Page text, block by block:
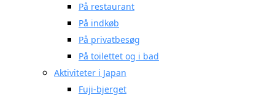
På restaurant
På indkøb
På privatbesøg
På toilettet og i bad
Aktiviteter i Japan
Fuji-bjerget